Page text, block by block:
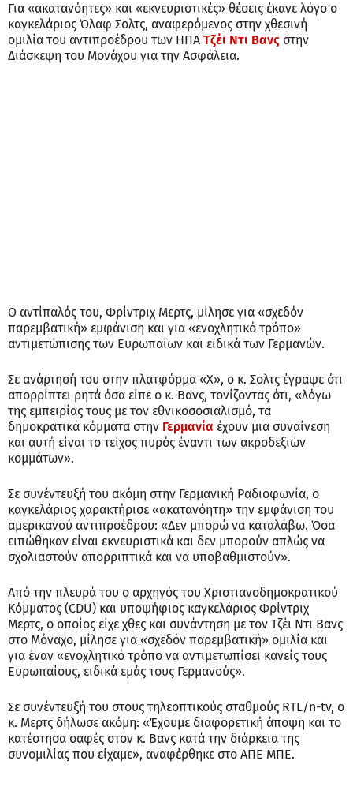
Για «ακατανόητες» και «εκνευριστικές» θέσεις έκανε λόγο ο
καγκελάριος Όλαφ Σολτς, αναφερόμενος στην χθεσινή
ομιλία του αντιπροέδρου των ΗΠΑ Τζέι Ντι Βανς στην
Διάσκεψη του Μονάχου για την Ασφάλεια.
Ο αντίπαλός του, Φρίντριχ Μερτς, μίλησε για «σχεδόν
παρεμβατική» εμφάνιση και για «ενοχλητικό τρόπο»
αντιμετώπισης των Ευρωπαίων και ειδικά των Γερμανών.
Σε ανάρτησή του στην πλατφόρμα «Χ», ο κ. Σολτς έγραψε ότι
απορρίπτει ρητά όσα είπε ο κ. Βανς, τονίζοντας ότι, «λόγω
της εμπειρίας τους με τον εθνικοσοσιαλισμό, τα
δημοκρατικά κόμματα στην Γερμανία έχουν μια συναίνεση
και αυτή είναι το τείχος πυρός έναντι των ακροδεξιών
κομμάτων».
Σε συνέντευξή του ακόμη στην Γερμανική Ραδιοφωνία, ο
καγκελάριος χαρακτήρισε «ακατανόητη» την εμφάνιση του
αμερικανού αντιπροέδρου: «Δεν μπορώ να καταλάβω. Όσα
ειπώθηκαν είναι εκνευριστικά και δεν μπορούν απλώς να
σχολιαστούν απορριπτικά και να υποβαθμιστούν».
Από την πλευρά του ο αρχηγός του Χριστιανοδημοκρατικού
Κόμματος (CDU) και υποψήφιος καγκελάριος Φρίντριχ
Μερτς, ο οποίος είχε χθες και συνάντηση με τον Τζέι Ντι Βανς
στο Μόναχο, μίλησε για «σχεδόν παρεμβατική» ομιλία και
για έναν «ενοχλητικό τρόπο να αντιμετωπίσει κανείς τους
Ευρωπαίους, ειδικά εμάς τους Γερμανούς».
Σε συνέντευξή του στους τηλεοπτικούς σταθμούς RTL/n-tv, ο
κ. Μερτς δήλωσε ακόμη: «Έχουμε διαφορετική άποψη και το
κατέστησα σαφές στον κ. Βανς κατά την διάρκεια της
συνομιλίας που είχαμε», αναφέρθηκε στο ΑΠΕ ΜΠΕ.